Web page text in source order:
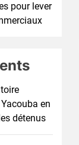
pour lever
en
détenus